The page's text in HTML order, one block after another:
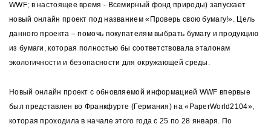
WWF; в настоящее время - Всемирный фонд природы) запускает
новый онлайн проект под названием «Проверь свою бумагу!». Цель
данного проекта – помочь покупателям выбрать бумагу и продукцию
из бумаги, которая полностью бы соответствовала эталонам
экологичности и безопасности для окружающей среды.
Новый онлайн проект с обновляемой информацией WWF впервые
был представлен во Франкфурте (Германия) на «PaperWorld2104»,
которая проходила в начале этого года с 25 по 28 января. По